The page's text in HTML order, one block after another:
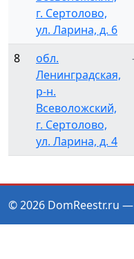
г. Сертолово,
ул. Ларина, д. 6
8
обл.
Ленинградская,
р-н.
Всеволожский,
г. Сертолово,
ул. Ларина, д. 4
© 2026 DomReestr.ru —